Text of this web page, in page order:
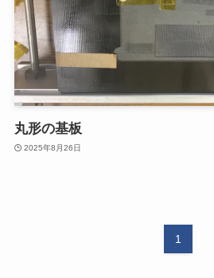
丸形の基板
2025年8月26日
1